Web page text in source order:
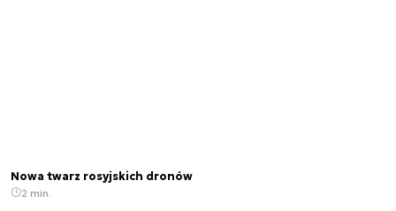
Nowa twarz rosyjskich dronów
2 min.